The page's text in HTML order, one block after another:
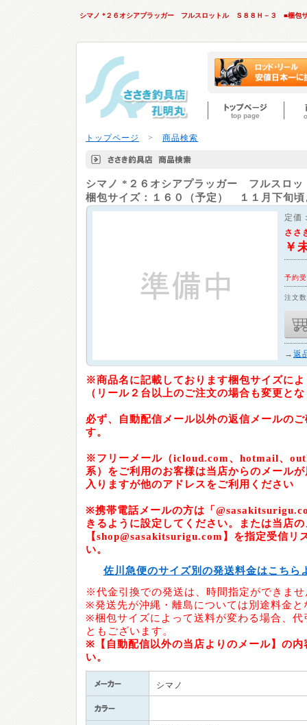
シマノ *２６オシアプラッガー フルスロットル Ｓ８８Ｈ－３ ■梱包
トップページ > 商品検索
シマノ *２６オシアプラッガー フルスロ
梱包サイズ：１６０（予定） １１月下旬頃
定価
ささ
￥
予約
注文
→ 返
※商品名に記載しております梱包サイズに
（リール２台以上のご注文の場合も変更と
必ず、自動配信メール以外の返信メールの
す。
※フリーメール（icloud.com、hotmail、
系）をご利用のお客様は当店からのメール
入りますが他のアドレスをご利用ください
※携帯電話メールの方は「
きるように設定してください。または当店
【shop@sasakitsurigu.com】を指定受信リ
い。
佐川急便のサイズ別の発送料金はこちら
※代金引換での発送は、時間指定ができませ
※発送先が沖縄・離島については別途料金と
※梱包サイズによって送料が変わる場合、代
ともございます。
※【自動配信以外の当店よりのメール】の内
い。
シマノ